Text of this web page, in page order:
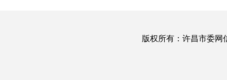
版权所有：许昌市委